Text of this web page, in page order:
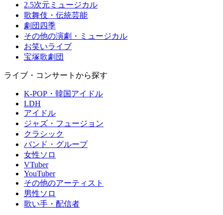
2.5次元ミュージカル
歌舞伎・伝統芸能
劇団四季
その他の演劇・ミュージカル
お笑いライブ
宝塚歌劇団
ライブ・コンサートから探す
K-POP・韓国アイドル
LDH
アイドル
ジャズ・フュージョン
クラシック
バンド・グループ
女性ソロ
VTuber
YouTuber
その他のアーティスト
男性ソロ
歌い手・配信者